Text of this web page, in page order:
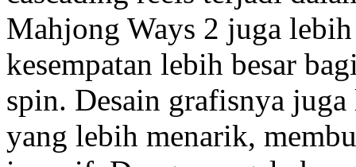
Mahjong Ways 2 juga
kesempatan lebih besar
spin. Desain grafisnya
yang lebih menarik,